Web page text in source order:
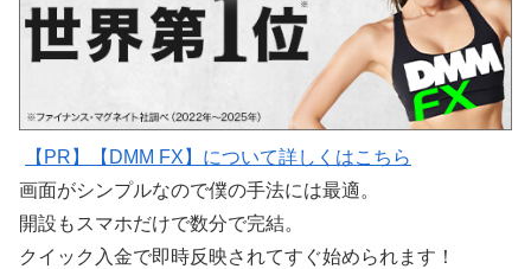
【PR】【DMM FX】について詳しくはこちら
画面がシンプルなので僕の手法には最適。
開設もスマホだけで数分で完結。
クイック入金で即時反映されてすぐ始められます！